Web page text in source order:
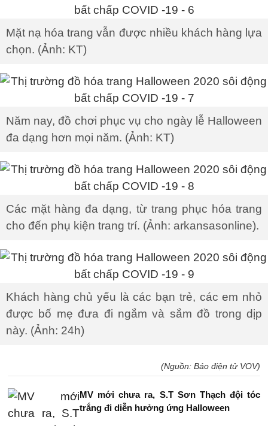
Mặt nạ hóa trang vẫn được nhiều khách hàng lựa
chọn. (Ảnh: KT)
Năm nay, đồ chơi phục vụ cho ngày lễ Halloween
đa dạng hơn mọi năm. (Ảnh: KT)
Các mặt hàng đa dạng, từ trang phục hóa trang
cho đến phụ kiện trang trí. (Ảnh: arkansasonline).
Khách hàng chủ yếu là các bạn trẻ, các em nhỏ
được bố mẹ đưa đi ngắm và sắm đồ trong dịp
này. (Ảnh: 24h)
(Nguồn: Báo điện tử VOV)
MV mới chưa ra, S.T Sơn Thạch đội tóc
trắng đi diễn hưởng ứng Halloween